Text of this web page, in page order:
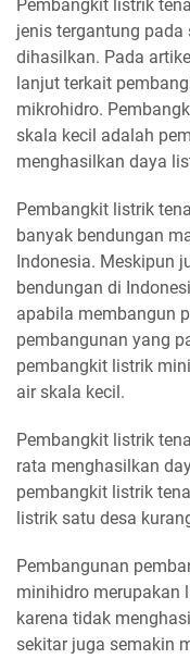
Pembangkit listrik
jenis tergantung pada
dihasilkan. Pada
lanjut terkait
mikrohidro.
skala kecil adalah
menghasilkan daya
Pembangkit listrik
banyak bendungan
Indonesia. Meskipun
bendungan di
apabila membangun
pembangunan yang
pembangkit listrik
air skala kecil.
Pembangkit listrik
rata menghasilkan
pembangkit listrik
listrik satu desa
Pembangunan
minihidro merupakan
karena tidak
sekitar juga semakin